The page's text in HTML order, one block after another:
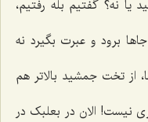
یا نه؟ گفتیم بله رفتیم،
برود و عبرت بگیرد نه
از تخت جمشید بالاتر هم
نیست! الان در بعلبک در